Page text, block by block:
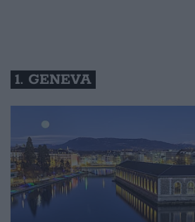
1. GENEVA